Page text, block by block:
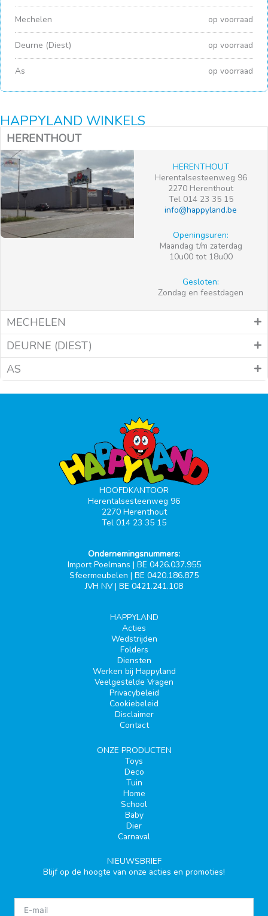
Mechelen op voorraad
Deurne (Diest) op voorraad
As op voorraad
HAPPYLAND WINKELS
HERENTHOUT
HERENTHOUT
Herentalsesteenweg 96
2270 Herenthout
Tel 014 23 35 15
info@happyland.be
Openingsuren:
Maandag t/m zaterdag
10u00 tot 18u00
Gesloten:
Zondag en feestdagen
MECHELEN
DEURNE (DIEST)
AS
HOOFDKANTOOR
Herentalsesteenweg 96
2270 Herenthout
Tel 014 23 35 15
Ondernemingsnummers:
Import Poelmans | BE 0426.037.955
Sfeermeubelen | BE 0420.186.875
JVH NV | BE 0421.241.108
HAPPYLAND
Acties
Wedstrijden
Folders
Diensten
Werken bij Happyland
Veelgestelde Vragen
Privacybeleid
Cookiebeleid
Disclaimer
Contact
ONZE PRODUCTEN
Toys
Deco
Tuin
Home
School
Baby
Dier
Carnaval
NIEUWSBRIEF
Blijf op de hoogte van onze acties en promoties!